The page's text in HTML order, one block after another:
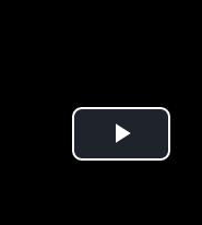
Play